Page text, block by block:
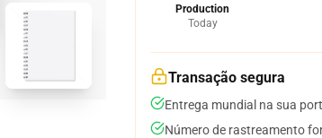
Production
Today
Transação segura
Entrega mundial na sua
Número de rastreamento